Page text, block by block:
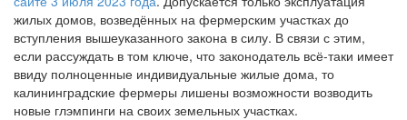
жилых домов, возведённых на фермерским участках до
вступления вышеуказанного закона в силу. В связи с этим,
если рассуждать в том ключе, что законодатель всё-таки имеет
ввиду полноценные индивидуальные жилые дома, то
калининградские фермеры лишены возможности возводить
новые глэмпинги на своих земельных участках.